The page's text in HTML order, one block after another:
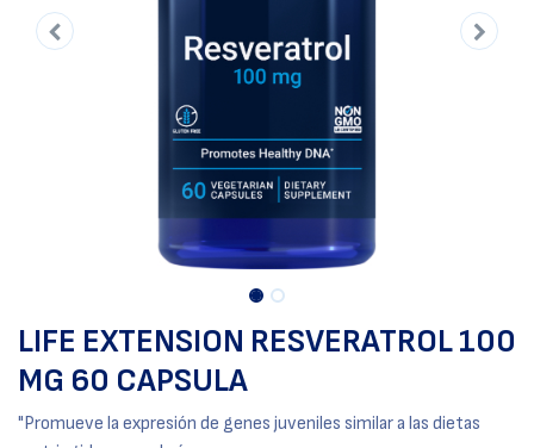
LIFE EXTENSION RESVERATROL 100
MG 60 CAPSULA
"Promueve la expresión de genes juveniles similar a las dietas